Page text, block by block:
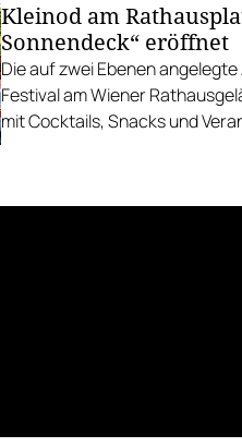
Kleinod am
Sonnendeck“ eröffnet
Die auf zwei Ebenen
Festival am Wiener
mit Cocktails, Snacks und